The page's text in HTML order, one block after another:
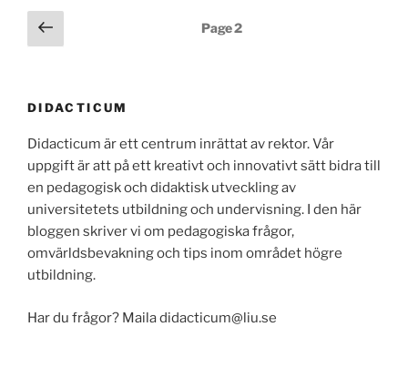
Posts
pagination
Previous
page
Page2
DIDACTICUM
Didacticum är ett centrum inrättat av rektor. Vår
uppgift är att på ett kreativt och innovativt sätt bidra till
en pedagogisk och didaktisk utveckling av
universitetets utbildning och undervisning. I den här
bloggen skriver vi om pedagogiska frågor,
omvärldsbevakning och tips inom området högre
utbildning.
Har du frågor? Maila didacticum@liu.se